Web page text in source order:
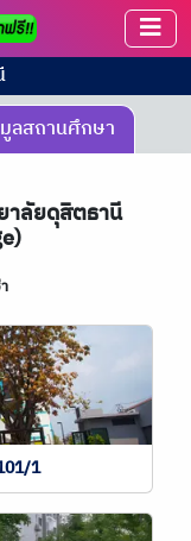
ลสถานศึกษา
าลัยดุสิตธานี
1